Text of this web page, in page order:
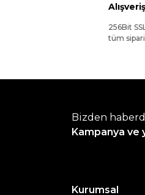
Alışveriş
256Bit
tüm
Bizden
Kampanya ve
Kurumsal